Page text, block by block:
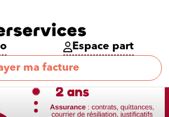
Espace part
ma facture